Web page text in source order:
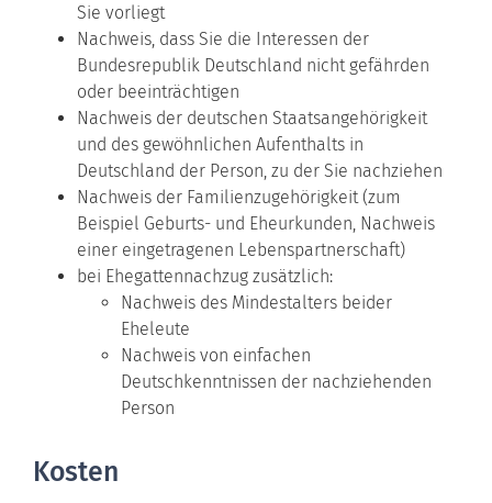
Sie vorliegt
Nachweis, dass Sie die Interessen der
Bundesrepublik Deutschland nicht gefährden
oder beeinträchtigen
Nachweis der deutschen Staatsangehörigkeit
und des gewöhnlichen Aufenthalts in
Deutschland der Person, zu der Sie nachziehen
Nachweis der Familienzugehörigkeit (zum
Beispiel Geburts- und Eheurkunden, Nachweis
einer eingetragenen Lebenspartnerschaft)
bei Ehegattennachzug zusätzlich:
Nachweis des Mindestalters beider
Eheleute
Nachweis von einfachen
Deutschkenntnissen der nachziehenden
Person
Kosten